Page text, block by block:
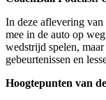
In deze aflevering
mee in de auto op
wedstrijd spelen,
gebeurtenissen en
Hoogtepunten van